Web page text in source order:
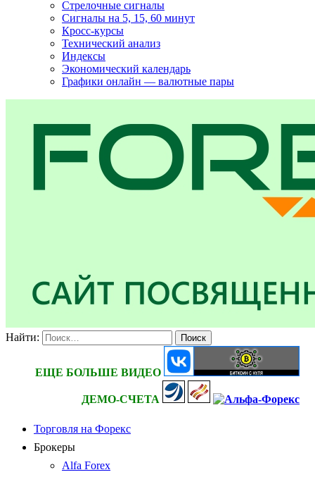
Стрелочные сигналы
Сигналы на 5, 15, 60 минут
Кросс-курсы
Технический анализ
Индексы
Экономический календарь
Графики онлайн — валютные пары
Найти:
ЕЩЕ БОЛЬШЕ ВИДЕО
ДЕМО-СЧЕТА
Торговля на Форекс
Брокеры
Alfa Forex